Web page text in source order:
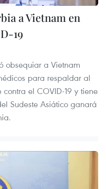
a Vietnam en
19
obsequiar a Vietnam
para respaldar al
el COVID-19 y tiene
Sudeste Asiático ganará